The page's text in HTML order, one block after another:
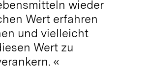
wieder
Wert erfahren
und vielleicht
Wert zu
«